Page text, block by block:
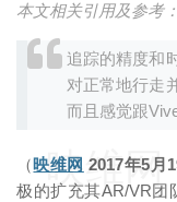
本文相关引用及参考：
追踪的精度和
对正常地行走
而且感觉跟
（映维网 2017年5月
极的扩充其AR/VR团
映维网